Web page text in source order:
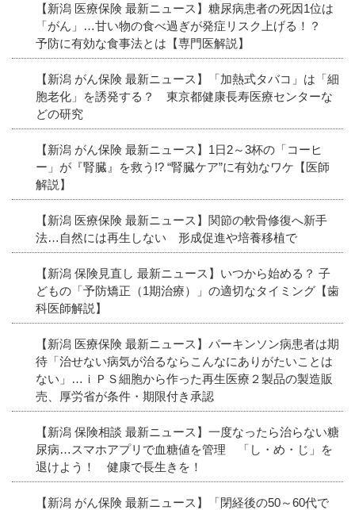
【新潟 医療保険 最新ニュース】糖尿病患者の死因1位は
「がん」…甘い物の食べ過ぎが発症リスク上げる！？
予防に有効な食事法とは【専門医解説】
【新潟 がん保険 最新ニュース】「加熱式タバコ」は「細
胞老化」を誘発する？ 東京都健康長寿医療センターな
どの研究
【新潟 がん保険 最新ニュース】1日2～3杯の「コーヒ
ー」が『腎臓』を救う!? “腎臓ケア”に有効なワケ【医師
解説】
【新潟 医療保険 最新ニュース】関節の軟骨修復へ新手
法…自然には再生しない 形成促進や培養移植で
【新潟 保険見直し 最新ニュース】いつから始める？ 子
どもの「予防矯正（1期治療）」の適切なタイミング【歯
科医師解説】
【新潟 医療保険 最新ニュース】パーキンソン病患者は期
待「治せない病気が治るならこんなにありがたいことは
ない」…ｉＰＳ細胞から作った再生医療２製品の製造販
売、厚労省が条件・期限付き承認
【新潟 保険相談 最新ニュース】一度なったら治らない糖
尿病…スマホアプリで血糖値を管理 「し・め・じ」を
退けよう！ 健康で長生きを！
【新潟 がん保険 最新ニュース】「閉経後の50～60代で